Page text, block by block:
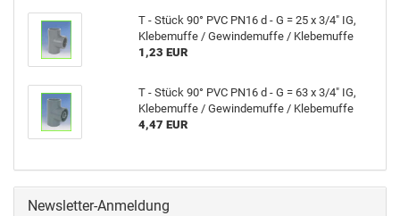
T - Stück 90° PVC PN16 d - G = 25 x 3/4" IG,
Kle­be­muf­fe / Ge­win­de­muf­fe / Kle­be­muf­fe
1,23 EUR
T - Stück 90° PVC PN16 d - G = 63 x 3/4" IG,
Kle­be­muf­fe / Ge­win­de­muf­fe / Kle­be­muf­fe
4,47 EUR
Newsletter-Anmeldung